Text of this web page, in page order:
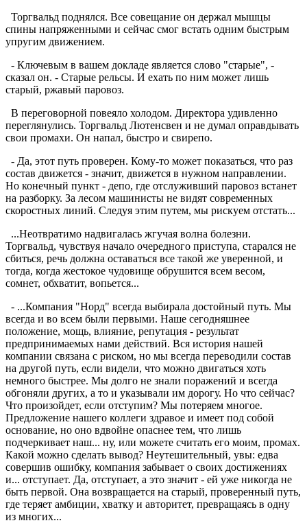
Торгвальд поднялся. Все совещание он держал мышцы
спины напряженными и сейчас смог встать одним быстрым
упругим движением.
- Ключевым в вашем докладе является слово "старые", -
сказал он. - Старые рельсы. И ехать по ним может лишь
старый, ржавый паровоз.
В переговорной повеяло холодом. Директора удивленно
переглянулись. Торгвальд Лютенсвен и не думал оправдывать
свои промахи. Он напал, быстро и свирепо.
- Да, этот путь проверен. Кому-то может показаться, что раз
состав движется - значит, движется в нужном направлении.
Но конечный пункт - депо, где отслуживший паровоз встанет
на разборку. За лесом машинисты не видят современных
скоростных линий. Следуя этим путем, мы рискуем отстать...
...Неотвратимо надвигалась жгучая волна болезни.
Торгвальд, чувствуя начало очередного приступа, старался не
сбиться, речь должна оставаться все такой же уверенной, и
тогда, когда жестокое чудовище обрушится всем весом,
сомнет, обхватит, вопьется...
- ...Компания "Норд" всегда выбирала достойный путь. Мы
всегда и во всем были первыми. Наше сегодняшнее
положение, мощь, влияние, репутация - результат
предпринимаемых нами действий. Вся история нашей
компании связана с риском, но мы всегда переводили состав
на другой путь, если видели, что можно двигаться хоть
немного быстрее. Мы долго не знали поражений и всегда
обгоняли других, а то и указывали им дорогу. Но что сейчас?
Что произойдет, если отступим? Мы потеряем многое.
Предложение нашего коллеги здравое и имеет под собой
основание, но оно вдвойне опаснее тем, что лишь
подчеркивает наш... ну, или можете считать его моим, промах.
Какой можно сделать вывод? Неутешительный, увы: едва
совершив ошибку, компания забывает о своих достижениях
и... отступает. Да, отступает, а это значит - ей уже никогда не
быть первой. Она возвращается на старый, проверенный путь,
где теряет амбиции, хватку и авторитет, превращаясь в одну
из многих...